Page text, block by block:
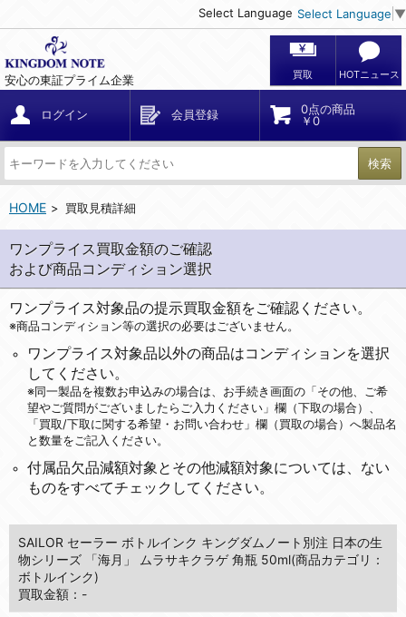
Select Language Select Language ▼
安心の東証プライム企業 買取 HOTニュース
ログイン 会員登録
0点の商品
￥0
検索
HOME 買取見積詳細
ワンプライス買取金額のご確認
および商品コンディション選択
ワンプライス対象品の提示買取金額をご確認ください。
※商品コンディション等の選択の必要はございません。
ワンプライス対象品以外の商品はコンディションを選択
してください。
※同一製品を複数お申込みの場合は、お手続き画面の「その他、ご希
望やご質問がございましたらご入力ください」欄（下取の場合）、
「買取/下取に関する希望・お問い合わせ」欄（買取の場合）へ製品名
と数量をご記入ください。
付属品欠品減額対象とその他減額対象については、ない
ものをすべてチェックしてください。
SAILOR セーラー ボトルインク キングダムノート別注 日本の生
物シリーズ 「海月」 ムラサキクラゲ 角瓶 50ml(商品カテゴリ：
ボトルインク)
買取金額：-